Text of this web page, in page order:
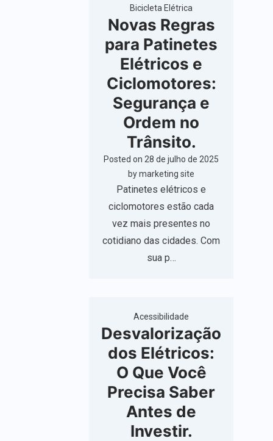
Bicicleta Elétrica
Novas Regras
para Patinetes
Elétricos e
Ciclomotores:
Segurança e
Ordem no
Trânsito.
Posted on 28 de julho de 2025
bymarketing site
Patinetes elétricos e
ciclomotores estão cada
vez mais presentes no
cotidiano das cidades. Com
sua p…
Acessibilidade
Desvalorização
dos Elétricos:
O Que Você
Precisa Saber
Antes de
Investir.